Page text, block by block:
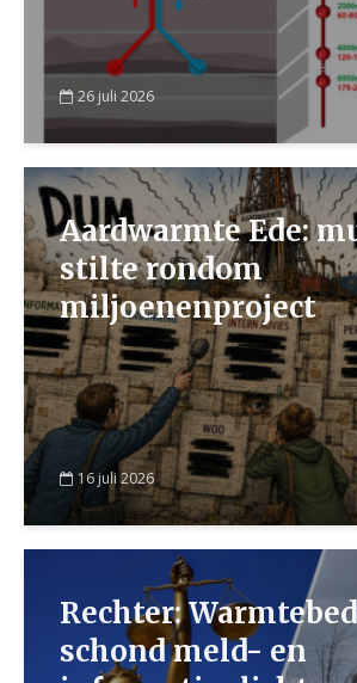
26 juli 2026
Aardwarmte Ede:
stilte rondom
miljoenenproject
16 juli 2026
Rechter:
schond meld- en